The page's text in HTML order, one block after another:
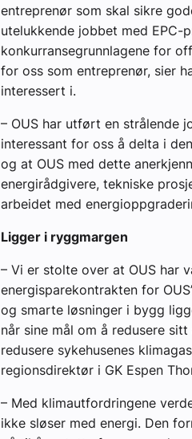
entreprenør som skal sikre
utelukkende jobbet med
konkurransegrunnlagene for
for oss som entreprenør, sier
interessert i.
– OUS har utført en strålende
interessant for oss å delta i
og at OUS med dette
energirådgivere, tekniske
arbeidet med
Ligger i ryggmargen
– Vi er stolte over at OUS har
energisparekontrakten for
og smarte løsninger i bygg
når sine mål om å redusere
redusere sykehusenes
regionsdirektør i GK Espen
– Med klimautfordringene
ikke sløser med energi. Den